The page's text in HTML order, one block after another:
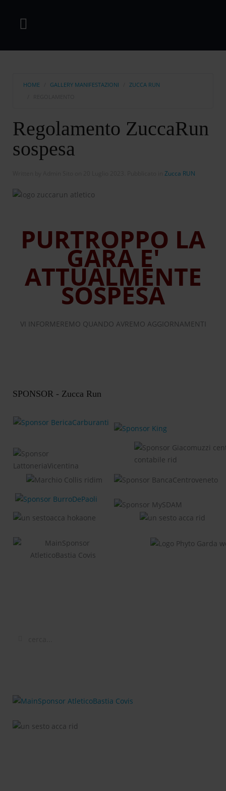
HOME GALLERY MANIFESTAZIONI
ZUCCA RUN
Regolamento ZuccaRun
sospesa
Zucca RUN
PURTROPPO LA
GARA E'
ATTUALMENTE
SOSPESA
VI INFORMEREMO QUANDO AVREMO AGGIORNAMENTI
SPONSOR - Zucca Run